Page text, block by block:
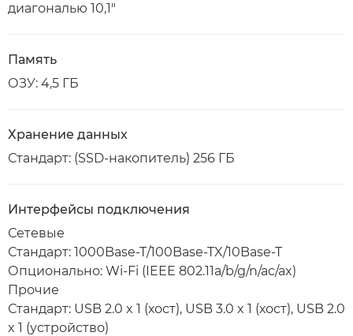
диагональю 10,1"
Память
ОЗУ: 4,5 ГБ
Хранение данных
Стандарт: (SSD-накопитель) 256 ГБ
Интерфейсы подключения
Сетевые
Стандарт: 1000Base-T/100Base-TX/10Base-T
Опционально: Wi-Fi (IEEE 802.11a/b/g/n/ac/ax)
Прочие
Стандарт: USB 2.0 x 1 (хост), USB 3.0 x 1 (хост), USB 2.0
x 1 (устройство)